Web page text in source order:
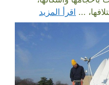
... اقرأ المزيد